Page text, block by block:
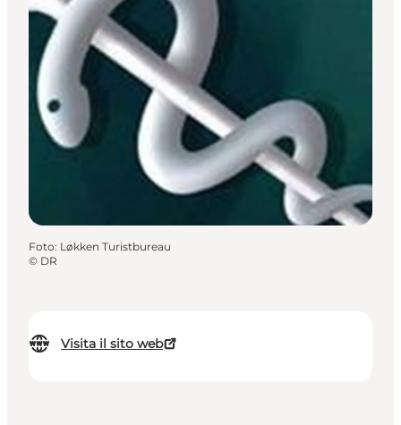
Pianifica il viaggio
Visita il sito web
Foto: Løkken Turistbureau
© DR